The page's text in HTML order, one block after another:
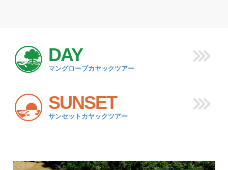
DAY
マングローブカヤックツアー
SUNSET
サンセットカヤックツアー